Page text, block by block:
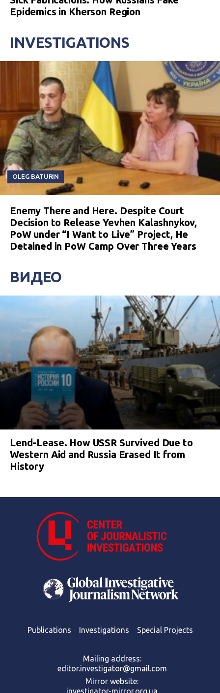
Epidemics in Kherson Region
INVESTIGATIONS
OLEG BATURIN
Enemy There and Here. Despite Court
Decision to Release Yevhen Kalashnykov,
PoW under “I Want to Live” Project, He
Detained in PoW Camp Over Three Years
ВИДЕО
Lend-Lease. How USSR Survived Due to
Western Aid and Russia Erased It from
History
Publications Investigations Special Projects
Mailing address:
editor.investigator@gmail.com
Mirror website: